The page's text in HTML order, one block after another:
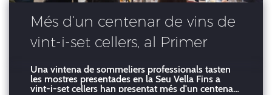
Més d’un centenar de vins de
vint-i-set cellers, al Primer
Concurs de vins de la DO
Costers del Segre
Una vintena de sommeliers professionals tasten
les mostres presentades en la Seu Vella Fins a
vint-i-set cellers han presentat més d'un centenar